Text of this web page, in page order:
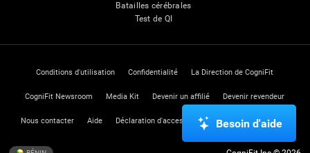
Batailles cérébrales
Test de QI
Conditions d'utilisation Confidentialité La Direction de CogniFit
CogniFit Newsroom Media Kit Devenir un affilié Devenir revendeur
Nous contacter Aide Déclaration d'accessibilité Centre de Confiance
Besoin d'aide